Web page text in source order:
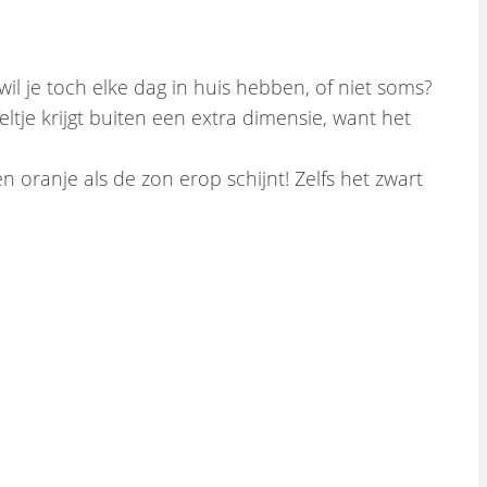
je toch elke dag in huis hebben, of niet soms?
krijgt buiten een extra dimensie, want het
oranje als de zon erop schijnt! Zelfs het zwart